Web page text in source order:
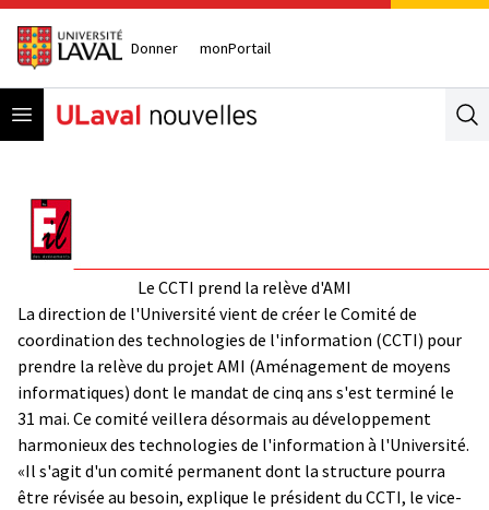
Donner monPortail
Open menu
Le CCTI prend la relève d'AMI
La direction de l'Université vient de créer le Comité de
coordination des technologies de l'information (CCTI) pour
prendre la relève du projet AMI (Aménagement de moyens
informatiques) dont le mandat de cinq ans s'est terminé le
31 mai. Ce comité veillera désormais au développement
harmonieux des technologies de l'information à l'Université.
«Il s'agit d'un comité permanent dont la structure pourra
être révisée au besoin, explique le président du CCTI, le vice-